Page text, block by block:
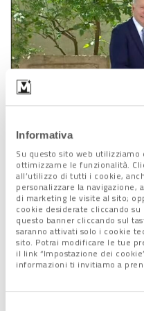
Informativa
Su questo sito web
ottimizzarne le funzionalità.
all’utilizzo di tutti i cookie,
personalizzare la
di marketing le visite al sito;
cookie desiderate cliccando
questo banner cliccando sul
saranno attivati solo i cookie
sito. Potrai modificare le tue
il link “Impostazione dei
informazioni ti invitiamo a
Il presidente del Consiglio
La pace e gli
tavolo del G7
Non saranno comunque
finanziarie gli aspetti
G7.